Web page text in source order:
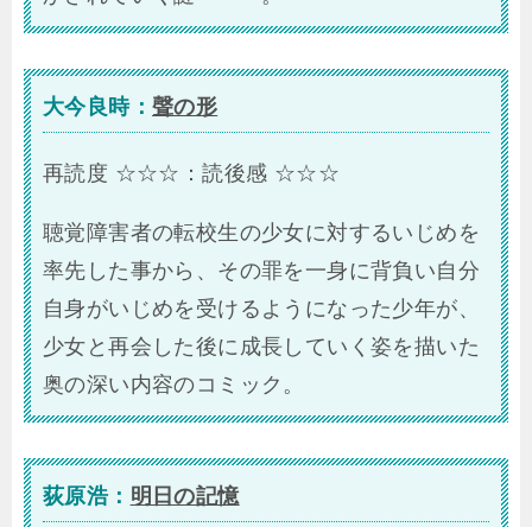
大今良時： 聲の形
再読度 ☆☆☆：読後感 ☆☆☆
聴覚障害者の転校生の少女に対するいじめを
率先した事から、その罪を一身に背負い自分
自身がいじめを受けるようになった少年が、
少女と再会した後に成長していく姿を描いた
奥の深い内容のコミック。
荻原浩： 明日の記憶